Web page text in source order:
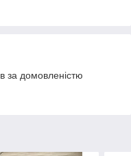
за домовленістю